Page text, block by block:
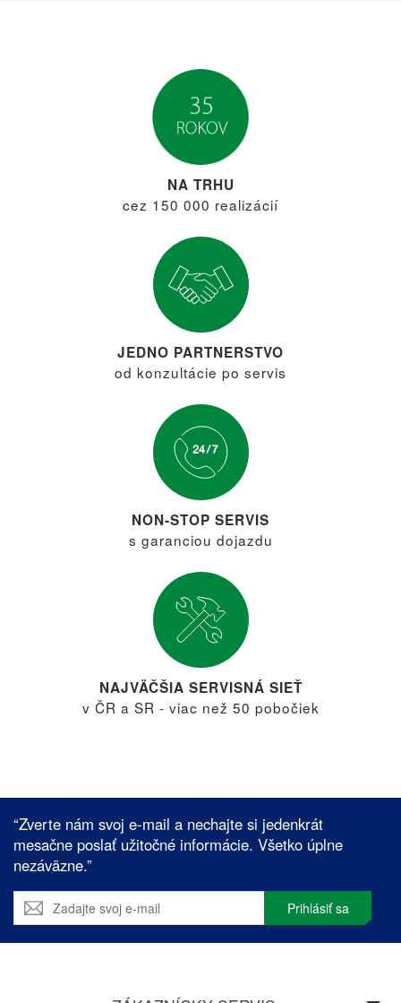
NA TRHU
cez 150 000 realizácií
JEDNO PARTNERSTVO
od konzultácie po servis
NON-STOP SERVIS
s garanciou dojazdu
NAJVÄČŠIA SERVISNÁ SIEŤ
v ČR a SR - viac než 50 pobočiek
“Zverte nám svoj e-mail a nechajte si jedenkrát
mesačne poslať užitočné informácie. Všetko úplne
nezáväzne.”
Prihlásiť sa